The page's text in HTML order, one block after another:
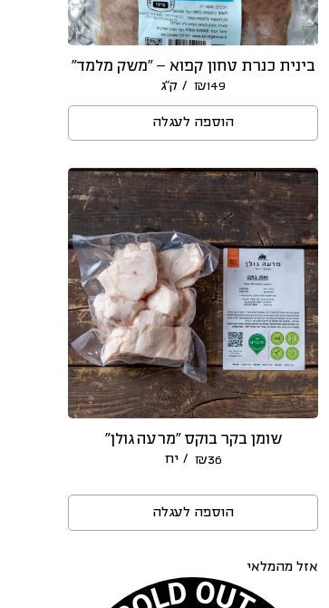
בינית כנרת טחון קפוא – “משק מלמד”
₪149 / ק״ג
הוספה לעגלה
שומן בקר בוקס “מרעה גולן”
₪36 / יח
הוספה לעגלה
אזל מהמלאי